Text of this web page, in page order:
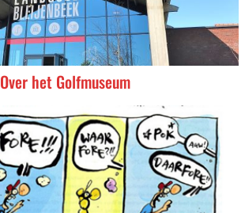
Over het Golfmuseum